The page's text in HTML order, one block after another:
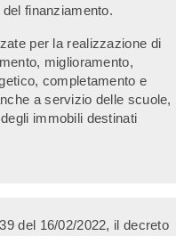
finanziamento.
per la realizzazione di
miglioramento,
completamento e
a servizio delle scuole,
immobili destinati
del 16/02/2022, il decreto